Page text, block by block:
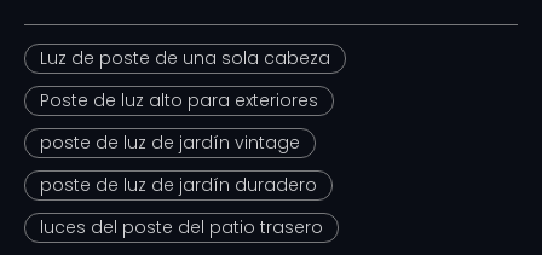
Luz de poste de una sola cabeza
Poste de luz alto para exteriores
poste de luz de jardín vintage
poste de luz de jardín duradero
luces del poste del patio trasero